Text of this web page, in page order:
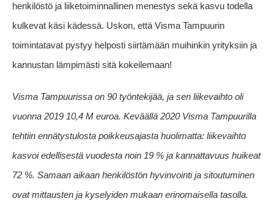
henkilöstö ja liiketoiminnallinen menestys sekä kasvu todella
kulkevat käsi kädessä. Uskon, että Visma Tampuurin
toimintatavat pystyy helposti siirtämään muihinkin yrityksiin ja
kannustan lämpimästi sitä kokeilemaan!
Visma Tampuurissa on 90 työntekijää, ja sen liikevaihto oli
vuonna 2019 10,4 M euroa. Keväällä 2020 Visma Tampuurilla
tehtiin ennätystulosta poikkeusajasta huolimatta: liikevaihto
kasvoi edellisestä vuodesta noin 19 % ja kannattavuus huikeat
72 %. Samaan aikaan henkilöstön hyvinvointi ja sitoutuminen
ovat mittausten ja kyselyiden mukaan erinomaisella tasolla.